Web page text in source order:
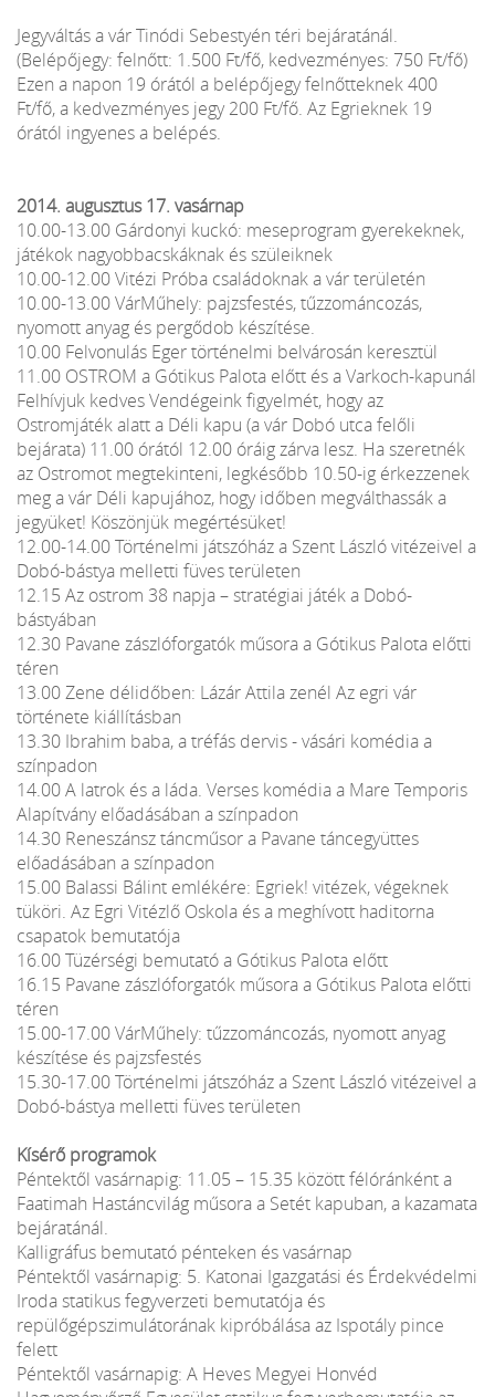
Jegyváltás a vár Tinódi Sebestyén téri bejáratánál.
(Belépőjegy: felnőtt: 1.500 Ft/fő, kedvezményes: 750 Ft/fő)
Ezen a napon 19 órától a belépőjegy felnőtteknek 400
Ft/fő, a kedvezményes jegy 200 Ft/fő. Az Egrieknek 19
órától ingyenes a belépés.
2014. augusztus 17. vasárnap
10.00-13.00 Gárdonyi kuckó: meseprogram gyerekeknek,
játékok nagyobbacskáknak és szüleiknek
10.00-12.00 Vitézi Próba családoknak a vár területén
10.00-13.00 VárMűhely: pajzsfestés, tűzzománcozás,
nyomott anyag és pergődob készítése.
10.00 Felvonulás Eger történelmi belvárosán keresztül
11.00 OSTROM a Gótikus Palota előtt és a Varkoch-kapunál
Felhívjuk kedves Vendégeink figyelmét, hogy az
Ostromjáték alatt a Déli kapu (a vár Dobó utca felőli
bejárata) 11.00 órától 12.00 óráig zárva lesz. Ha szeretnék
az Ostromot megtekinteni, legkésőbb 10.50-ig érkezzenek
meg a vár Déli kapujához, hogy időben megválthassák a
jegyüket! Köszönjük megértésüket!
12.00-14.00 Történelmi játszóház a Szent László vitézeivel a
Dobó-bástya melletti füves területen
12.15 Az ostrom 38 napja – stratégiai játék a Dobó-
bástyában
12.30 Pavane zászlóforgatók műsora a Gótikus Palota előtti
téren
13.00 Zene délidőben: Lázár Attila zenél Az egri vár
története kiállításban
13.30 Ibrahim baba, a tréfás dervis - vásári komédia a
színpadon
14.00 A latrok és a láda. Verses komédia a Mare Temporis
Alapítvány előadásában a színpadon
14.30 Reneszánsz táncműsor a Pavane táncegyüttes
előadásában a színpadon
15.00 Balassi Bálint emlékére: Egriek! vitézek, végeknek
tüköri. Az Egri Vitézlő Oskola és a meghívott haditorna
csapatok bemutatója
16.00 Tüzérségi bemutató a Gótikus Palota előtt
16.15 Pavane zászlóforgatók műsora a Gótikus Palota előtti
téren
15.00-17.00 VárMűhely: tűzzománcozás, nyomott anyag
készítése és pajzsfestés
15.30-17.00 Történelmi játszóház a Szent László vitézeivel a
Dobó-bástya melletti füves területen
Kísérő programok
Péntektől vasárnapig: 11.05 – 15.35 között félóránként a
Faatimah Hastáncvilág műsora a Setét kapuban, a kazamata
bejáratánál.
Kalligráfus bemutató pénteken és vasárnap
Péntektől vasárnapig: 5. Katonai Igazgatási és Érdekvédelmi
Iroda statikus fegyverzeti bemutatója és
repülőgépszimulátorának kipróbálása az Ispotály pince
felett
Péntektől vasárnapig: A Heves Megyei Honvéd